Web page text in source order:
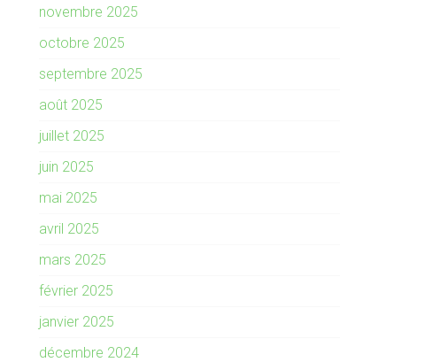
novembre 2025
octobre 2025
septembre 2025
août 2025
juillet 2025
juin 2025
mai 2025
avril 2025
mars 2025
février 2025
janvier 2025
décembre 2024